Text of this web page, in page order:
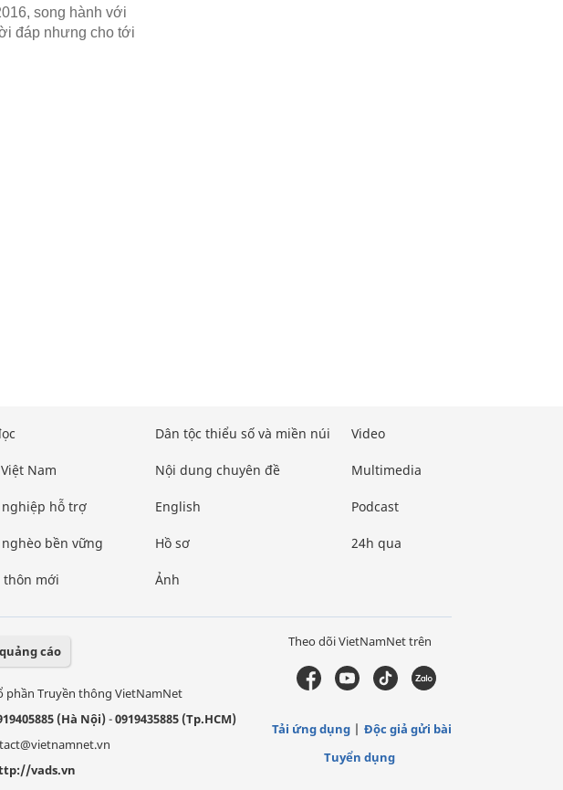
song hành với
đáp nhưng cho tới
Nam
nghiệp hỗ trợ
nghèo bền vững
thôn mới
Dân tộc thiểu số và miền núi
Nội dung chuyên đề
English
Hồ sơ
Ảnh
Video
Multimedia
Podcast
24h qua
cáo
phần Truyền thông VietNamNet
(Hà Nội)-0919435885 (Tp.HCM)
vads.vn
Theo dõi VietNamNet trên
Tải ứng dụng
Độc giả gửi bài
Tuyển dụng